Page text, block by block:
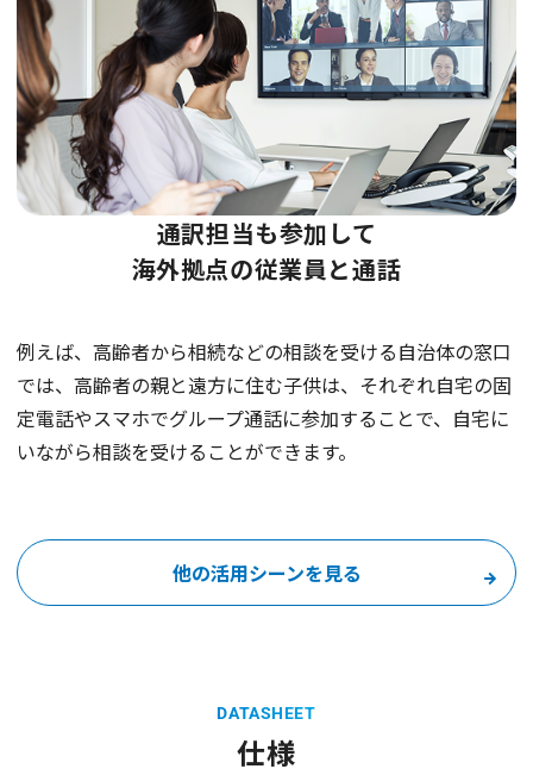
通訳担当も参加して
海外拠点の従業員と通話
例えば、高齢者から相続などの相談を受ける自治体の窓口
では、高齢者の親と遠方に住む子供は、それぞれ自宅の固
定電話やスマホでグループ通話に参加することで、自宅に
いながら相談を受けることができます。
他の活用シーンを見る
DATASHEET
仕様